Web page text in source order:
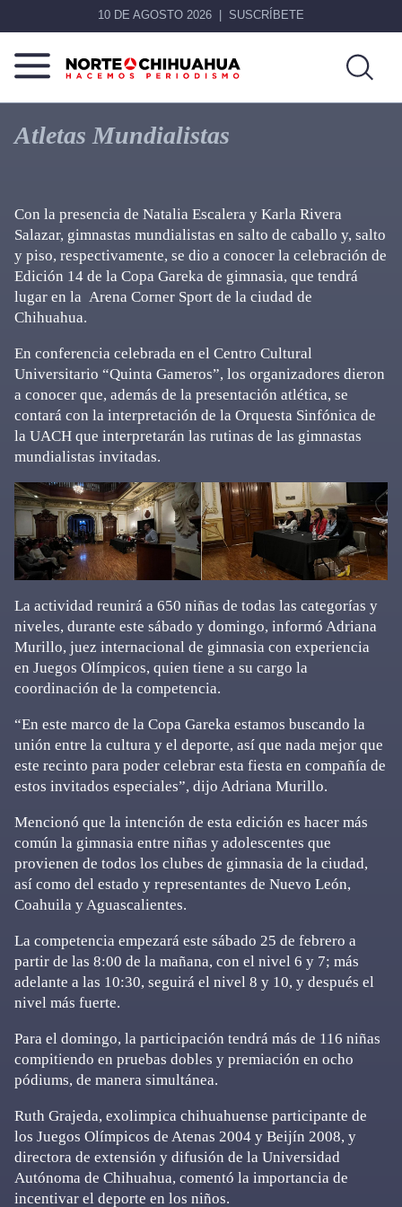
10 DE AGOSTO 2026 SUSCRÍBETE
Norte
Chihuahua
Más
que
noticias,
Atletas Mundialistas
Con la presencia de Natalia Escalera y Karla Rivera
Salazar, gimnastas mundialistas en salto de caballo y, salto
y piso, respectivamente, se dio a conocer la celebración de
Edición 14 de la Copa Gareka de gimnasia, que tendrá
lugar en la Arena Corner Sport de la ciudad de
Chihuahua.
En conferencia celebrada en el Centro Cultural
Universitario “Quinta Gameros”, los organizadores dieron
a conocer que, además de la presentación atlética, se
contará con la interpretación de la Orquesta Sinfónica de
la UACH que interpretarán las rutinas de las gimnastas
mundialistas invitadas.
La actividad reunirá a 650 niñas de todas las categorías y
niveles, durante este sábado y domingo, informó Adriana
Murillo, juez internacional de gimnasia con experiencia
en Juegos Olímpicos, quien tiene a su cargo la
coordinación de la competencia.
“En este marco de la Copa Gareka estamos buscando la
unión entre la cultura y el deporte, así que nada mejor que
este recinto para poder celebrar esta fiesta en compañía de
estos invitados especiales”, dijo Adriana Murillo.
Mencionó que la intención de esta edición es hacer más
común la gimnasia entre niñas y adolescentes que
provienen de todos los clubes de gimnasia de la ciudad,
así como del estado y representantes de Nuevo León,
Coahuila y Aguascalientes.
La competencia empezará este sábado 25 de febrero a
partir de las 8:00 de la mañana, con el nivel 6 y 7; más
adelante a las 10:30, seguirá el nivel 8 y 10, y después el
nivel más fuerte.
Para el domingo, la participación tendrá más de 116 niñas
compitiendo en pruebas dobles y premiación en ocho
pódiums, de manera simultánea.
Ruth Grajeda, exolimpica chihuahuense participante de
los Juegos Olímpicos de Atenas 2004 y Beijín 2008, y
directora de extensión y difusión de la Universidad
Autónoma de Chihuahua, comentó la importancia de
incentivar el deporte en los niños.